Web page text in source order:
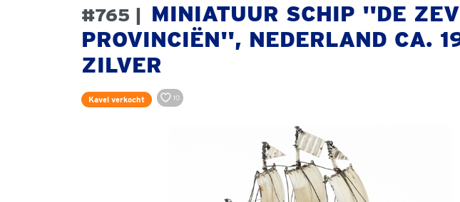
#765 |
MINIATUUR SCHIP ''DE
PROVINCIËN'', NEDERLAND CA.
ZILVER
Kavel verkocht 10